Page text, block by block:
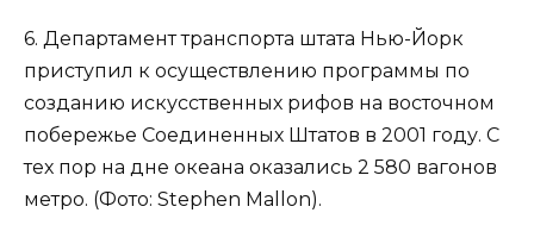
6. Департамент транспорта штата Нью-Йорк
приступил к осуществлению программы по
созданию искусственных рифов на восточном
побережье Соединенных Штатов в 2001 году. С
тех пор на дне океана оказались 2 580 вагонов
метро. (Фото: Stephen Mallon).